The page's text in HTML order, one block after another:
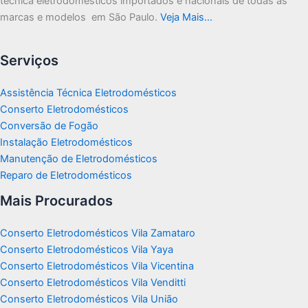
marcas e modelos em São Paulo. Veja Mais…
Serviços
Assistência Técnica Eletrodomésticos
Conserto Eletrodomésticos
Conversão de Fogão
Instalação Eletrodomésticos
Manutenção de Eletrodomésticos
Reparo de Eletrodomésticos
Mais Procurados
Conserto Eletrodomésticos Vila Zamataro
Conserto Eletrodomésticos Vila Yaya
Conserto Eletrodomésticos Vila Vicentina
Conserto Eletrodomésticos Vila Venditti
Conserto Eletrodomésticos Vila União